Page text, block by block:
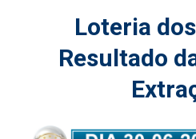
Loteria
Resultado